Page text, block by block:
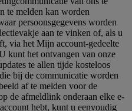
te melden kan worden
persoonsgegevens worden
aan te vinken of, als u
via het Mijn account-gedeelte
kunt het ontvangen van onze
te allen tijde kosteloos
bij de communicatie worden
af te melden voor de
de afmeldlink onderaan elke e-
hebt, kunt u eenvoudig